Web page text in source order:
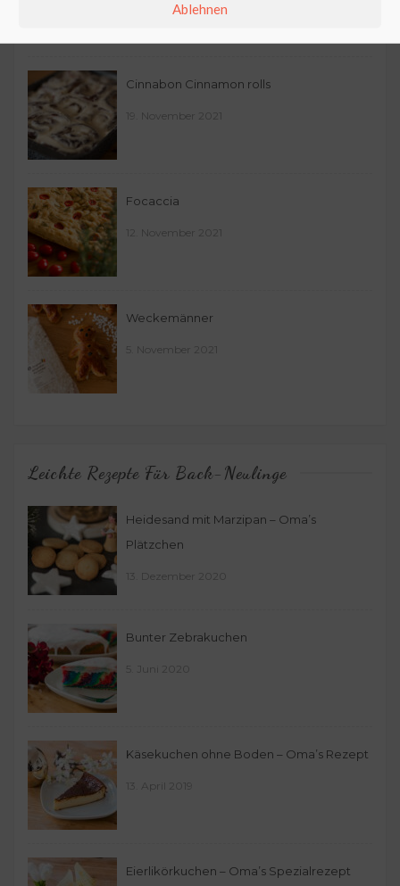
Ablehnen
Cinnabon Cinnamon rolls
19. November 2021
Focaccia
12. November 2021
Weckemänner
5. November 2021
Leichte Rezepte Für Back-Neulinge
Heidesand mit Marzipan – Oma’s
Plätzchen
13. Dezember 2020
Bunter Zebrakuchen
5. Juni 2020
Käsekuchen ohne Boden – Oma’s Rezept
13. April 2019
Eierlikörkuchen – Oma’s Spezialrezept